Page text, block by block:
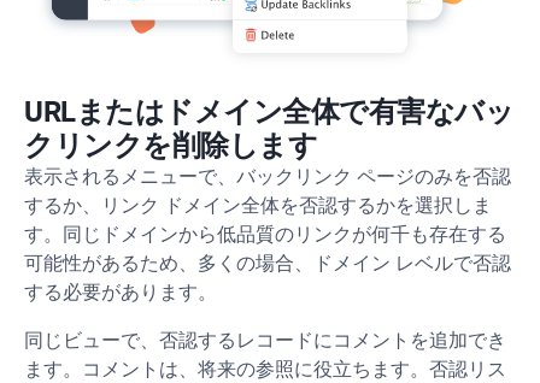
URLまたはドメイン全体で有害なバッ
クリンクを削除します
表示されるメニューで、バックリンク ページのみを否認
するか、リンク ドメイン全体を否認するかを選択しま
す。同じドメインから低品質のリンクが何千も存在する
可能性があるため、多くの場合、ドメイン レベルで否認
する必要があります。
同じビューで、否認するレコードにコメントを追加でき
ます。コメントは、将来の参照に役立ちます。否認リス